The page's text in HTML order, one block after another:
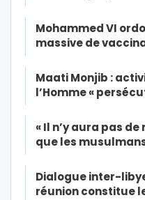
Mohammed VI
massive de
Maati Monjib :
l’Homme «
« Il n’y aura pas
que les
Dialogue inter-
réunion constitue